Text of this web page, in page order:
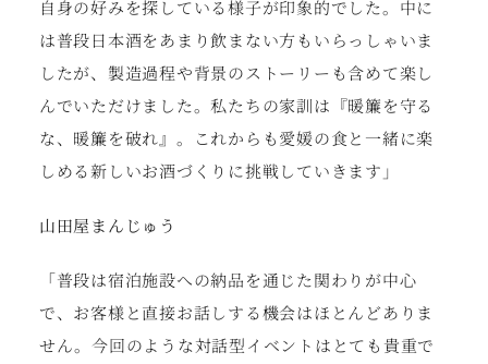
自身の好みを探している様子が印象的でした。中に
は普段日本酒をあまり飲まない方もいらっしゃいま
したが、製造過程や背景のストーリーも含めて楽し
んでいただけました。私たちの家訓は『暖簾を守る
な、暖簾を破れ』。これからも愛媛の食と一緒に楽
しめる新しいお酒づくりに挑戦していきます」
山田屋まんじゅう
「普段は宿泊施設への納品を通じた関わりが中心
で、お客様と直接お話しする機会はほとんどありま
せん。今回のような対話型イベントはとても貴重で